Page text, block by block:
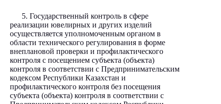
5. Государственный контроль в сфере
реализации ювелирных и других изделий
осуществляется уполномоченным органом в
области технического регулирования в форме
внеплановой проверки и профилактического
контроля с посещением субъекта (объекта)
контроля в соответствии с Предпринимательским
кодексом Республики Казахстан и
профилактического контроля без посещения
субъекта (объекта) контроля в соответствии с